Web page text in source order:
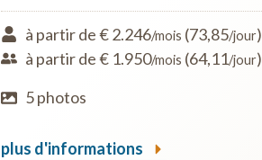
à partir de € 2.246/mois (73,85/jour)
à partir de € 1.950/mois (64,11/jour)
5 photos
plus d'informations